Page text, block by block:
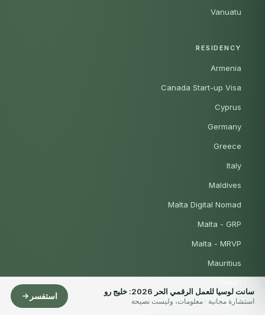
سانت لوسيا للعمل الرقمي الحر 2026: خليج رو
استشارة مجانية · معلومات، وليست نصيحة
استفسر
Vanuatu
RESIDENCY
Armenia
Canada Start-up Visa
Cyprus
Germany
Greece
Italy
Maldives
Malta Digital Nomad
Malta - GRP
Malta - MRVP
Mauritius
Panama